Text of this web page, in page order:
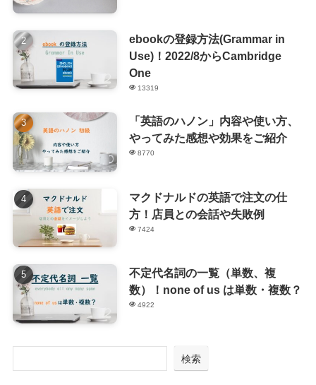
ebookの登録方法(Grammar in
Use)！2022/8からCambridge
One
13319
「英語のハノン」内容や使い方、
やってみた感想や効果をご紹介
8770
マクドナルドの英語で注文の仕
方！店員との会話や失敗例
7424
不定代名詞の一覧（単数、複
数）！none of us は単数・複数？
4922
検索